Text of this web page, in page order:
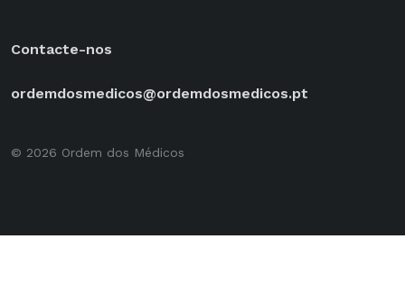
Contacte-nos
ordemdosmedicos@ordemdosmedicos.pt
© 2026 Ordem dos Médicos